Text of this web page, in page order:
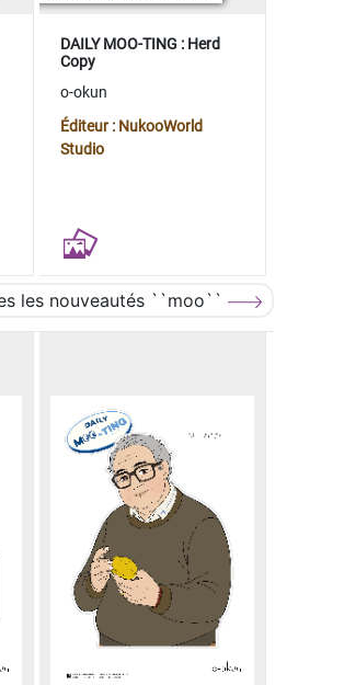
DAILY MOO-TING : Herd
Copy
o-okun
Éditeur : NukooWorld
Studio
les nouveautés ``moo``